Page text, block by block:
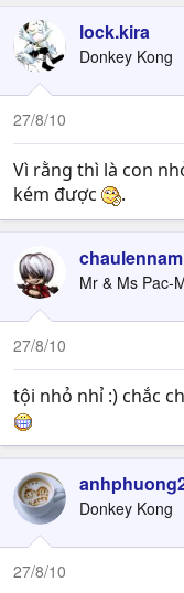
lock.kira
Donkey Kong
27/8/10
Vì rằng thì là con
kém được
.
chaulennam
Mr & Ms Pac-
27/8/10
tội nhỏ nhỉ :) chắc
Donkey Kong
27/8/10